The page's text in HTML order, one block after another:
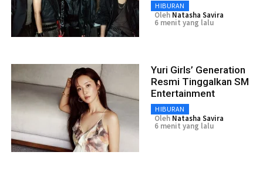
HIBURAN
Oleh Natasha Savira
6 menit yang lalu
Yuri Girls’ Generation
Resmi Tinggalkan SM
Entertainment
HIBURAN
Oleh Natasha Savira
6 menit yang lalu